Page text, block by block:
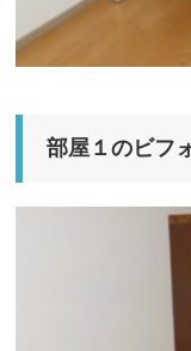
部屋１のビフ